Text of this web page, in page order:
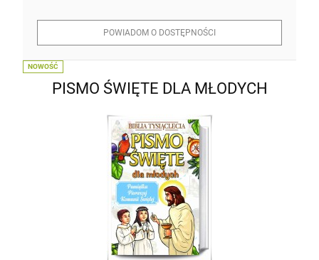
POWIADOM O DOSTĘPNOŚCI
PISMO ŚWIĘTE DLA MŁODYCH
NOWOŚĆ